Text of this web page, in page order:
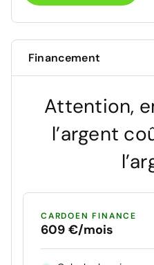
Financement
Attention,
l’argent
CARDOEN FINANCE
609 €/mois